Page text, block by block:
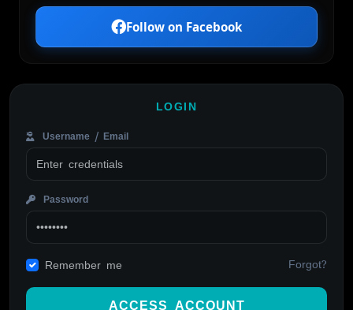
Follow on Facebook
LOGIN
Username / Email
Password
Remember me Forgot?
ACCESS ACCOUNT